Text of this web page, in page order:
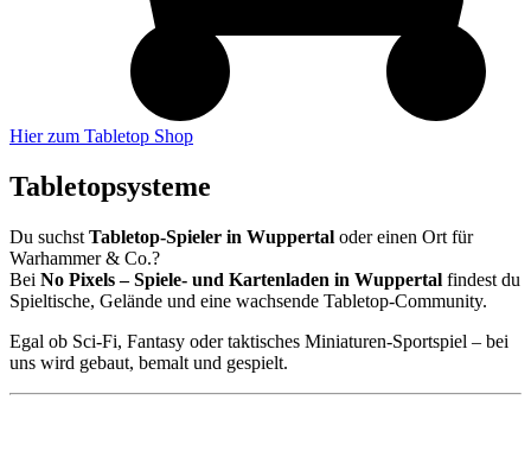
Hier zum Tabletop Shop
Tabletopsysteme
Du suchst Tabletop-Spieler in Wuppertal oder einen Ort für
Warhammer & Co.?
Bei No Pixels – Spiele- und Kartenladen in Wuppertal findest du
Spieltische, Gelände und eine wachsende Tabletop-Community.
Egal ob Sci-Fi, Fantasy oder taktisches Miniaturen-Sportspiel – bei
uns wird gebaut, bemalt und gespielt.